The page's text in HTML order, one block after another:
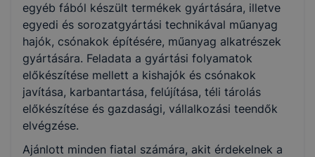
egyéb fából készült termékek gyártására, illetve
egyedi és sorozatgyártási technikával műanyag
hajók, csónakok építésére, műanyag alkatrészek
gyártására. Feladata a gyártási folyamatok
előkészítése mellett a kishajók és csónakok
javítása, karbantartása, felújítása, téli tárolás
előkészítése és gazdasági, vállalkozási teendők
elvégzése.
Ajánlott minden fiatal számára, akit érdekelnek a